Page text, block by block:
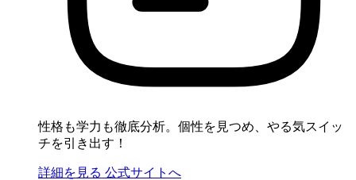
性格も学力も徹底分析。個性を見つめ、やる気スイッ
チを引き出す！
詳細を見る 公式サイトへ